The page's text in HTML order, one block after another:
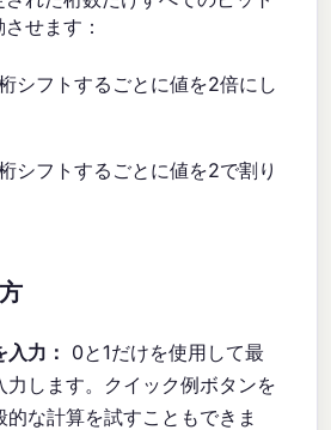
せます：
シフトするごとに値を2倍にし
シフトするごとに値を2で割り
力： 0と1だけを使用して最
力します。クイック例ボタンを
な計算を試すこともできま